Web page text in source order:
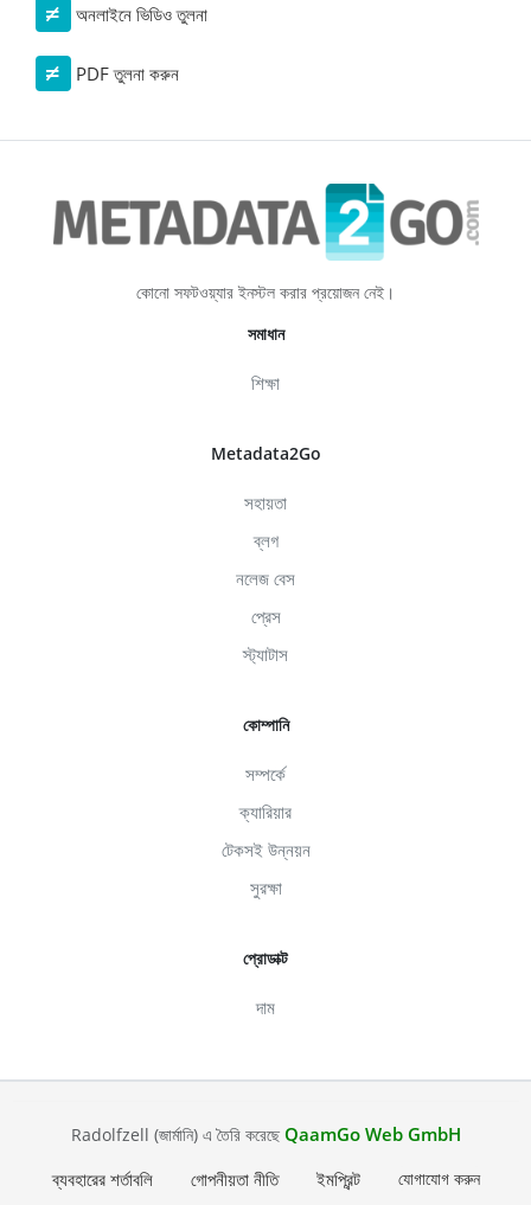
অনলাইনে ভিডিও তুলনা
PDF তুলনা করুন
কোনো সফটওয়্যার ইনস্টল করার প্রয়োজন নেই।
সমাধান
শিক্ষা
Metadata2Go
সহায়তা
ব্লগ
নলেজ বেস
প্রেস
স্ট্যাটাস
কোম্পানি
সম্পর্কে
ক্যারিয়ার
টেকসই উন্নয়ন
সুরক্ষা
প্রোডাক্ট
দাম
Radolfzell (জার্মানি) এ তৈরি করেছে QaamGo Web GmbH
ব্যবহারের শর্তাবলি
গোপনীয়তা নীতি ইমপ্রিন্ট যোগাযোগ করুন